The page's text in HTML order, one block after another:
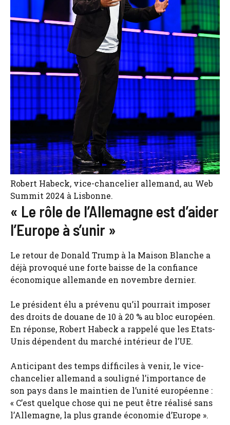
Robert Habeck, vice-chancelier allemand, au Web
Summit 2024 à Lisbonne.
« Le rôle de l’Allemagne est d’aider
l’Europe à s’unir »
Le retour de Donald Trump à la Maison Blanche a
déjà provoqué une forte baisse de la confiance
économique allemande en novembre dernier.
Le président élu a prévenu qu’il pourrait imposer
des droits de douane de 10 à 20 % au bloc européen.
En réponse, Robert Habeck a rappelé que les Etats-
Unis dépendent du marché intérieur de l’UE.
Anticipant des temps difficiles à venir, le vice-
chancelier allemand a souligné l’importance de
son pays dans le maintien de l’unité européenne :
« C’est quelque chose qui ne peut être réalisé sans
l’Allemagne, la plus grande économie d’Europe ».